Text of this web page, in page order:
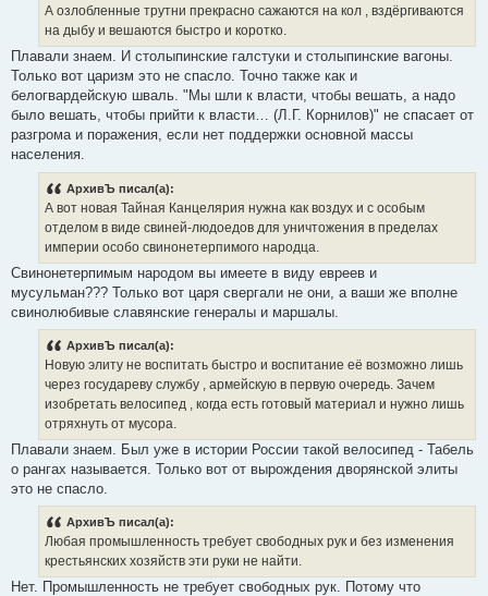
А озлобленные трутни прекрасно сажаются на кол , вздёргиваются
на дыбу и вешаются быстро и коротко.
Плавали знаем. И столыпинские галстуки и столыпинские вагоны.
Только вот царизм это не спасло. Точно также как и
белогвардейскую шваль. "Мы шли к власти, чтобы вешать, а надо
было вешать, чтобы прийти к власти… (Л.Г. Корнилов)" не спасает от
разгрома и поражения, если нет поддержки основной массы
населения.
АрхивЪ писал(а):
А вот новая Тайная Канцелярия нужна как воздух и с особым
отделом в виде свиней-людоедов для уничтожения в пределах
империи особо свинонетерпимого народца.
Свинонетерпимым народом вы имеете в виду евреев и
мусульман??? Только вот царя свергали не они, а ваши же вполне
свинолюбивые славянские генералы и маршалы.
АрхивЪ писал(а):
Новую элиту не воспитать быстро и воспитание её возможно лишь
через государеву службу , армейскую в первую очередь. Зачем
изобретать велосипед , когда есть готовый материал и нужно лишь
отряхнуть от мусора.
Плавали знаем. Был уже в истории России такой велосипед - Табель
о рангах называется. Только вот от вырождения дворянской элиты
это не спасло.
АрхивЪ писал(а):
Любая промышленность требует свободных рук и без изменения
крестьянских хозяйств эти руки не найти.
Нет. Промышленность не требует свободных рук. Потому что